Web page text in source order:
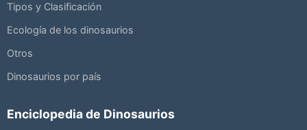
Tipos y Clasificación
Ecología de los dinosaurios
Otros
Dinosaurios por país
Enciclopedia de Dinosaurios